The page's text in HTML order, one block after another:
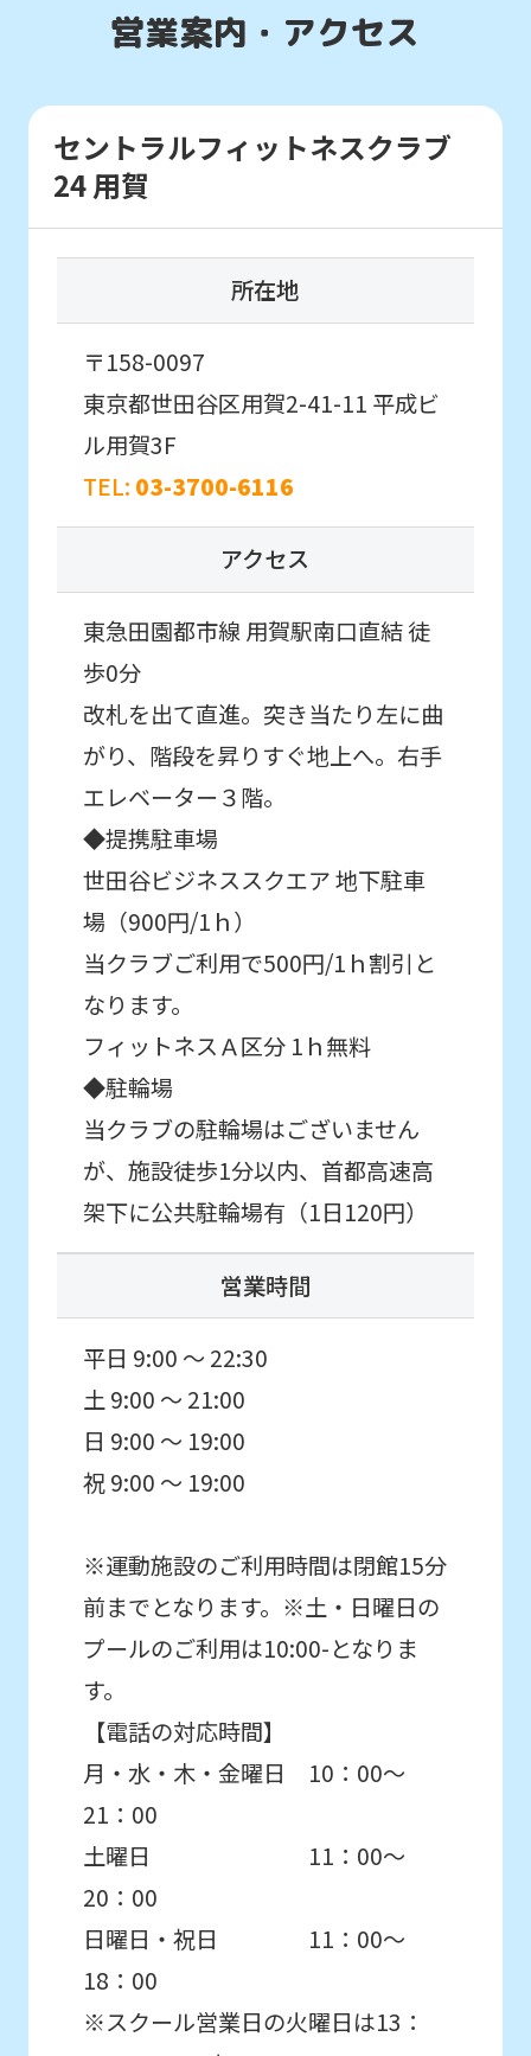
営業案内・アクセス
セントラルフィットネスクラブ
24 用賀
所在地
〒158-0097
東京都世田谷区用賀2-41-11 平成ビ
ル用賀3F
TEL: 03-3700-6116
アクセス
東急田園都市線 用賀駅南口直結 徒
歩0分
改札を出て直進。突き当たり左に曲
がり、階段を昇りすぐ地上へ。右手
エレベーター３階。
◆提携駐車場
世田谷ビジネススクエア 地下駐車
場（900円/1ｈ）
当クラブご利用で500円/1ｈ割引と
なります。
フィットネスＡ区分 1ｈ無料
◆駐輪場
当クラブの駐輪場はございません
が、施設徒歩1分以内、首都高速高
架下に公共駐輪場有（1日120円）
営業時間
平日 9:00 ～ 22:30
土 9:00 ～ 21:00
日 9:00 ～ 19:00
祝 9:00 ～ 19:00
※運動施設のご利用時間は閉館15分
前までとなります。※土・日曜日の
プールのご利用は10:00-となりま
す。
【電話の対応時間】
月・水・木・金曜日 10：00～
21：00
土曜日 11：00～
20：00
日曜日・祝日 11：00～
18：00
※スクール営業日の火曜日は13：
translation)
to
to
the
However,
if
use
automatic
service,
the
Japanese
of
this
website
will
translated
so
may
be
an
accurate
translation.
The
translation
may
We
ask
that
fully
understand
before
service.
Automatic
通常スクールを体験したい
お子様はこちら
スクール
体験申込
こんなお子さまにおすすめ
スクール入会を検討していて、
入会前に実際のクラスの雰囲気を
体験したい方。
初めての方を対象としたはじめて体験に
参加したいお子様はこちら
はじめて体験・
各種イベント申込
こんなお子さまにおすすめ
通常スクールに入会する前に
初めてのお子さま同士のクラスで